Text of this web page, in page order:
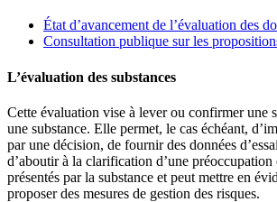
État d’avancement de l’évaluation des
Consultation publique sur les
L’évaluation des substances
Cette évaluation vise à lever ou confirmer une
une substance. Elle permet, le cas échéant,
par une décision, de fournir des données
d’aboutir à la clarification d’une préoccupation
présentés par la substance et peut mettre en
proposer des mesures de gestion des risques.